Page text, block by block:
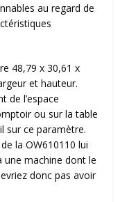
au regard de
48,79 x 30,61 x
et hauteur.
de l’espace
ou sur la table
sur ce paramètre.
la OW610110 lui
une machine dont le
donc pas avoir